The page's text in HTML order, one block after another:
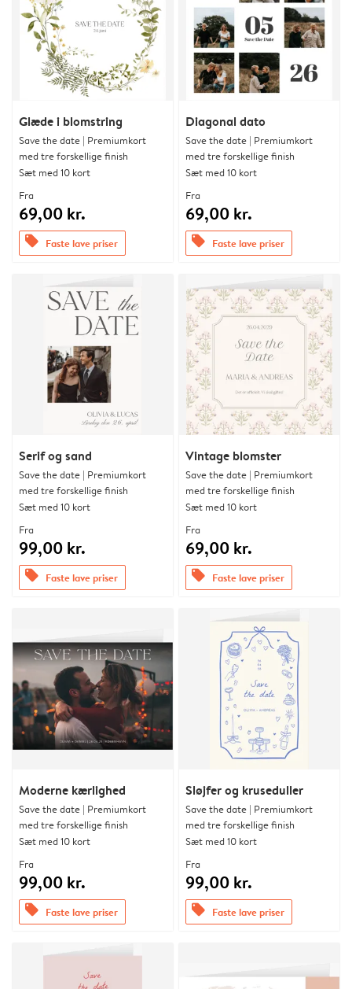
Glæde i blomstring
Save the date | Premiumkort
med tre forskellige finish
Sæt med 10 kort
Fra
69,00 kr.
offers Faste lave priser
Diagonal dato
Save the date | Premiumkort
med tre forskellige finish
Sæt med 10 kort
Fra
69,00 kr.
offers Faste lave priser
Serif og sand
Save the date | Premiumkort
med tre forskellige finish
Sæt med 10 kort
Fra
99,00 kr.
offers Faste lave priser
Vintage blomster
Save the date | Premiumkort
med tre forskellige finish
Sæt med 10 kort
Fra
69,00 kr.
offers Faste lave priser
Moderne kærlighed
Save the date | Premiumkort
med tre forskellige finish
Sæt med 10 kort
Fra
99,00 kr.
offers Faste lave priser
Sløjfer og kruseduller
Save the date | Premiumkort
med tre forskellige finish
Sæt med 10 kort
Fra
99,00 kr.
offers Faste lave priser